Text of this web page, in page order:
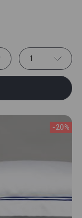
1
-20%